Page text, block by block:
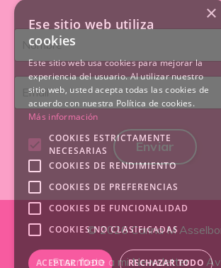
Enviar
© 2026 Carina M
Suscríbete a mi Newsletter
×
Ese sitio web utiliza
cookies
Este sitio web usa cookies para mejorar la
experiencia del usuario. Al utilizar nuestro
sitio web, usted acepta todas las cookies de
acuerdo con nuestra Política de cookies.
Más información
COOKIES ESTRICTAMENTE
NECESARIAS
COOKIES DE RENDIMIENTO
COOKIES DE PREFERENCIAS
COOKIES DE FUNCIONALIDAD
COOKIES NO CLASIFICADAS
ACEPTAR TODO RECHAZAR TODO